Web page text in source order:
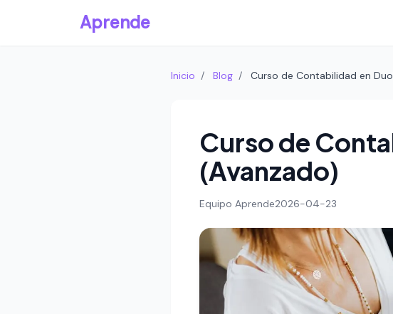
Aprende
Inicio / Blog / Curso de Contabilidad en
Curso de
(Avanzado)
Equipo Aprende2026-04-23